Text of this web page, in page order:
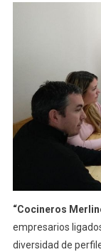
“Cocineros
empresarios
diversidad de